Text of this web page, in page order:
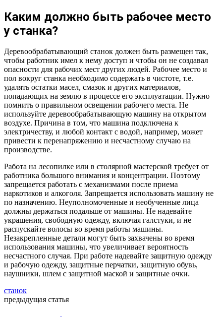
Каким должно быть рабочее место
у станка?
Деревообрабатывающий станок должен быть размещен так,
чтобы работник имел к нему доступ и чтобы он не создавал
опасности для рабочих мест других людей. Рабочее место и
пол вокруг станка необходимо содержать в чистоте, т.е.
удалять остатки масел, смазок и других материалов,
попадающих на землю в процессе его эксплуатации. Нужно
помнить о правильном освещении рабочего места. Не
используйте деревообрабатывающую машину на открытом
воздухе. Причина в том, что машина подключена к
электричеству, и любой контакт с водой, например, может
привести к перенапряжению и несчастному случаю на
производстве.
Работа на лесопилке или в столярной мастерской требует от
работника большого внимания и концентрации. Поэтому
запрещается работать с механизмами после приема
наркотиков и алкоголя. Запрещается использовать машину не
по назначению. Неуполномоченные и необученные лица
должны держаться подальше от машины. Не надевайте
украшения, свободную одежду, включая галстуки, и не
распускайте волосы во время работы машины.
Незакрепленные детали могут быть захвачены во время
использования машины, что увеличивает вероятность
несчастного случая. При работе надевайте защитную одежду
и рабочую одежду, защитные перчатки, защитную обувь,
наушники, шлем с защитной маской и защитные очки.
станок
предыдущая статья